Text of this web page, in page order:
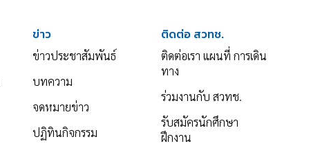
ข่าว
ข่าวประชาสัมพันธ์
บทความ
จดหมายข่าว
ปฏิทินกิจกรรม
ติดต่อ สวทช.
ติดต่อเรา แผนที่ การเดิน
ทาง
ร่วมงานกับ สวทช.
รับสมัครนักศึกษา
ฝึกงาน